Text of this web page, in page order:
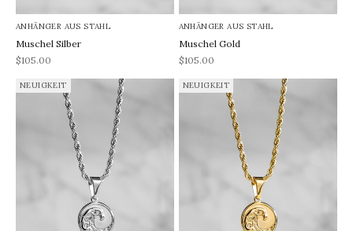
ANHÄNGER AUS STAHL
Muschel Silber
REA-pris
$105.00
ANHÄNGER AUS STAHL
Muschel Gold
REA-pris
$105.00
NEUIGKEIT NEUIGKEIT